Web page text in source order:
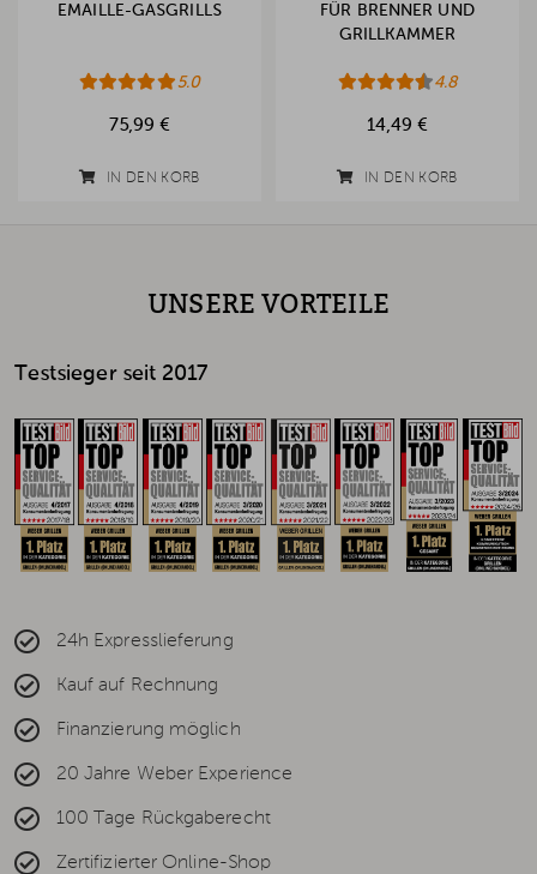
EMAILLE-GASGRILLS
5.0
75,99 €
IN DEN KORB
FÜR BRENNER UND
GRILLKAMMER
4.8
14,49 €
IN DEN KORB
UNSERE VORTEILE
Testsieger seit 2017
24h Expresslieferung
Kauf auf Rechnung
Finanzierung möglich
20 Jahre Weber Experience
100 Tage Rückgaberecht
Zertifizierter Online-Shop